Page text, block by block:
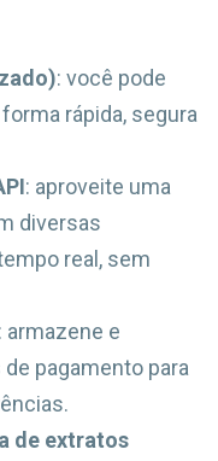
: você pode
rápida, segura
: aproveite uma
diversas
real, sem
: armazene e
pagamento para
de extratos